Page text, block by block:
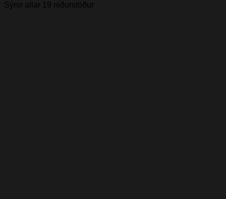
Sýnir allar 19 niðurstöður